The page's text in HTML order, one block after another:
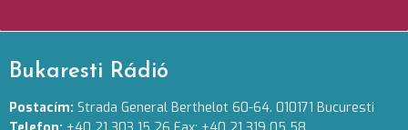
Bukaresti Rádió
Postacím: Strada General Berthelot 60-64. 010171 Bucuresti